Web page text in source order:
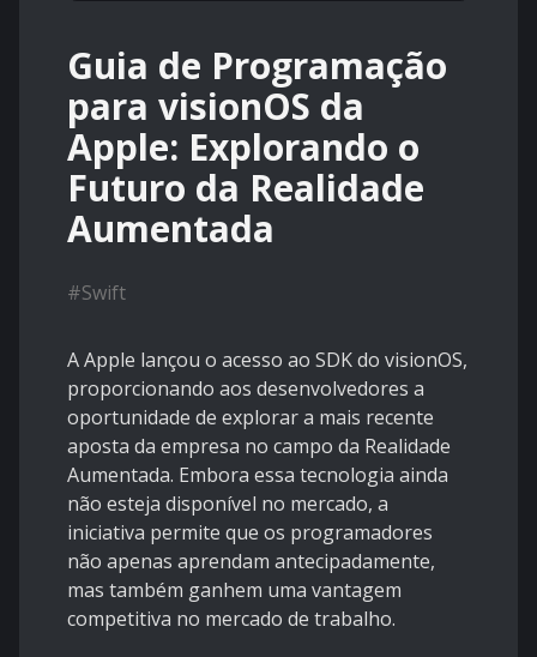
Guia de Programação
para visionOS da
Apple: Explorando o
Futuro da Realidade
Aumentada
#Swift
A Apple lançou o acesso ao SDK do visionOS,
proporcionando aos desenvolvedores a
oportunidade de explorar a mais recente
aposta da empresa no campo da Realidade
Aumentada. Embora essa tecnologia ainda
não esteja disponível no mercado, a
iniciativa permite que os programadores
não apenas aprendam antecipadamente,
mas também ganhem uma vantagem
competitiva no mercado de trabalho.